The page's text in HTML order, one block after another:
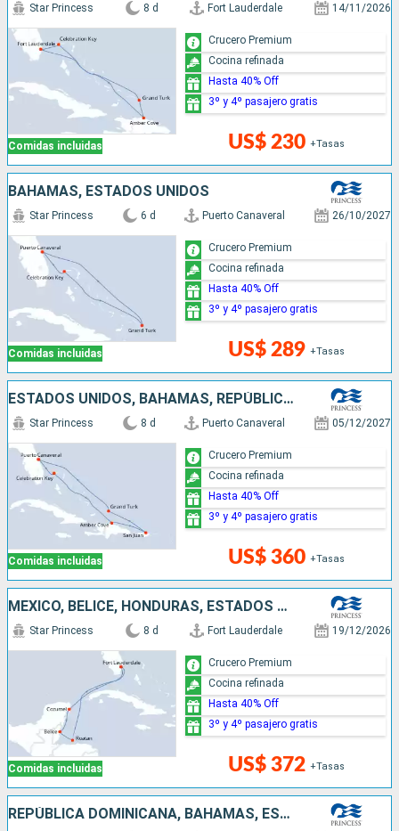
Comidas incluidas
Star Princess 8 d Fort Lauderdale 14/11/2026
US$ 230 +Tasas
Crucero Premium
Cocina refinada
Hasta 40% Off
3º y 4º pasajero gratis
BAHAMAS, ESTADOS UNIDOS
Comidas incluidas
Star Princess 6 d Puerto Canaveral 26/10/2027
US$ 289 +Tasas
Crucero Premium
Cocina refinada
Hasta 40% Off
3º y 4º pasajero gratis
ESTADOS UNIDOS, BAHAMAS, REPÚBLICA DOMINICANA, PUERTO RICO
Comidas incluidas
Star Princess 8 d Puerto Canaveral 05/12/2027
US$ 360 +Tasas
Crucero Premium
Cocina refinada
Hasta 40% Off
3º y 4º pasajero gratis
MÉXICO, BELICE, HONDURAS, ESTADOS UNIDOS
Comidas incluidas
Star Princess 8 d Fort Lauderdale 19/12/2026
US$ 372 +Tasas
Crucero Premium
Cocina refinada
Hasta 40% Off
3º y 4º pasajero gratis
REPÚBLICA DOMINICANA, BAHAMAS, ESTADOS UNIDOS